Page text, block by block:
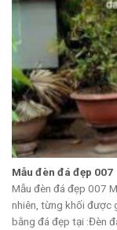
Mẫu đèn đá đẹp 007
Mẫu đèn đá đẹp 007
nhiên, từng khối được
bằng đá đẹp tại :Đèn